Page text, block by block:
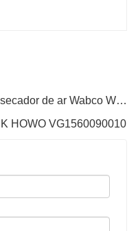
anterior : Sinotruk HOWO peças secador de ar Wabco Wg9000360521
HOWO VG1560090010